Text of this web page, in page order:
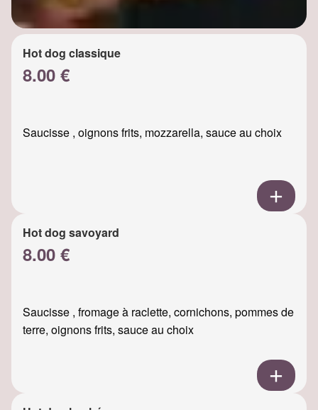
Hot dog classique
8.00 €
Saucisse , oignons frits, mozzarella, sauce au choix
Hot dog savoyard
8.00 €
Saucisse , fromage à raclette, cornichons, pommes de
terre, oignons frits, sauce au choix